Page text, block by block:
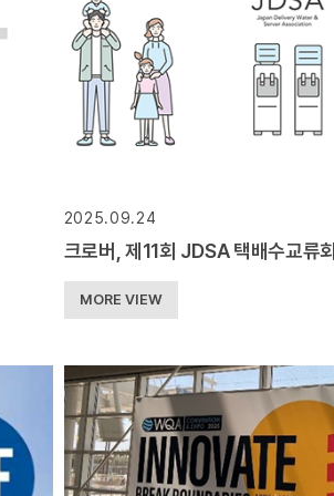
2025.09.24
크로버, 제11회 JDSA 택배수교류
MORE VIEW